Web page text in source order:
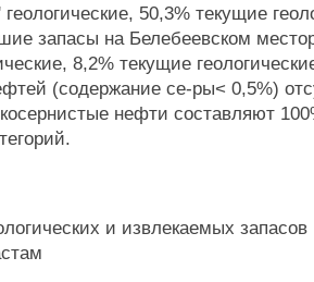
50,3% текущие
запасы на Белебеевском
8,2% текущие
(содержание се-ры< 0,5%)
нефти составляют
и извлекаемых